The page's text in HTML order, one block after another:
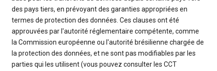
des pays tiers, en prévoyant des garanties appropriées en
termes de protection des données. Ces clauses ont été
approuvées par l'autorité réglementaire compétente, comme
la Commission européenne ou l'autorité brésilienne chargée de
la protection des données, et ne sont pas modifiables par les
parties qui les utilisent (vous pouvez consulter les CCT